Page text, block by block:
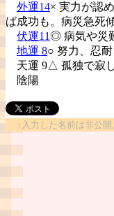
外運14× 実力が認
ば成功も。病災急死
伏運11◎ 病気や災
地運 8○ 努力、忍耐
天運 9△ 孤独で寂し
陰陽
↑入力した名前は非公開